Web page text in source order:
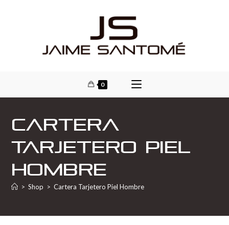
0
Cartera
Tarjetero Piel
Hombre
> Shop > Cartera Tarjetero Piel Hombre